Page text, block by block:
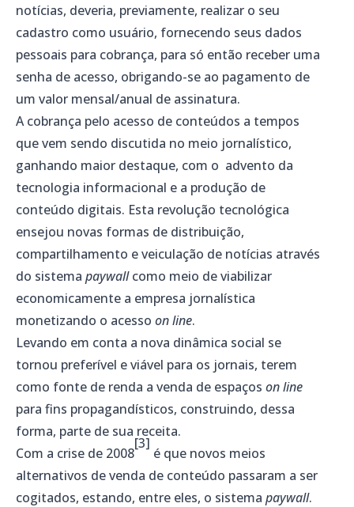
notícias, deveria, previamente, realizar o seu
cadastro como usuário, fornecendo seus dados
pessoais para cobrança, para só então receber uma
senha de acesso, obrigando-se ao pagamento de
um valor mensal/anual de assinatura.
A cobrança pelo acesso de conteúdos a tempos
que vem sendo discutida no meio jornalístico,
ganhando maior destaque, com o advento da
tecnologia informacional e a produção de
conteúdo digitais. Esta revolução tecnológica
ensejou novas formas de distribuição,
compartilhamento e veiculação de notícias através
do sistema paywallcomo meio de viabilizar
economicamente a empresa jornalística
monetizando o acesso on line.
Levando em conta a nova dinâmica social se
tornou preferível e viável para os jornais, terem
como fonte de renda a venda de espaços on line
para fins propagandísticos, construindo, dessa
forma, parte de sua receita.
Com a crise de 2008
[3]
é que novos meios
alternativos de venda de conteúdo passaram a ser
cogitados, estando, entre eles, o sistema paywall.